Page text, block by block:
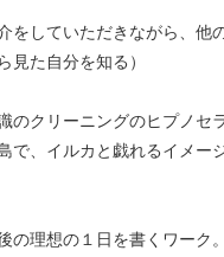
していただきながら、他
見た自分を知る）
のクリーニングのヒプノセ
で、イルカと戯れるイメー
理想の１日を書くワーク。